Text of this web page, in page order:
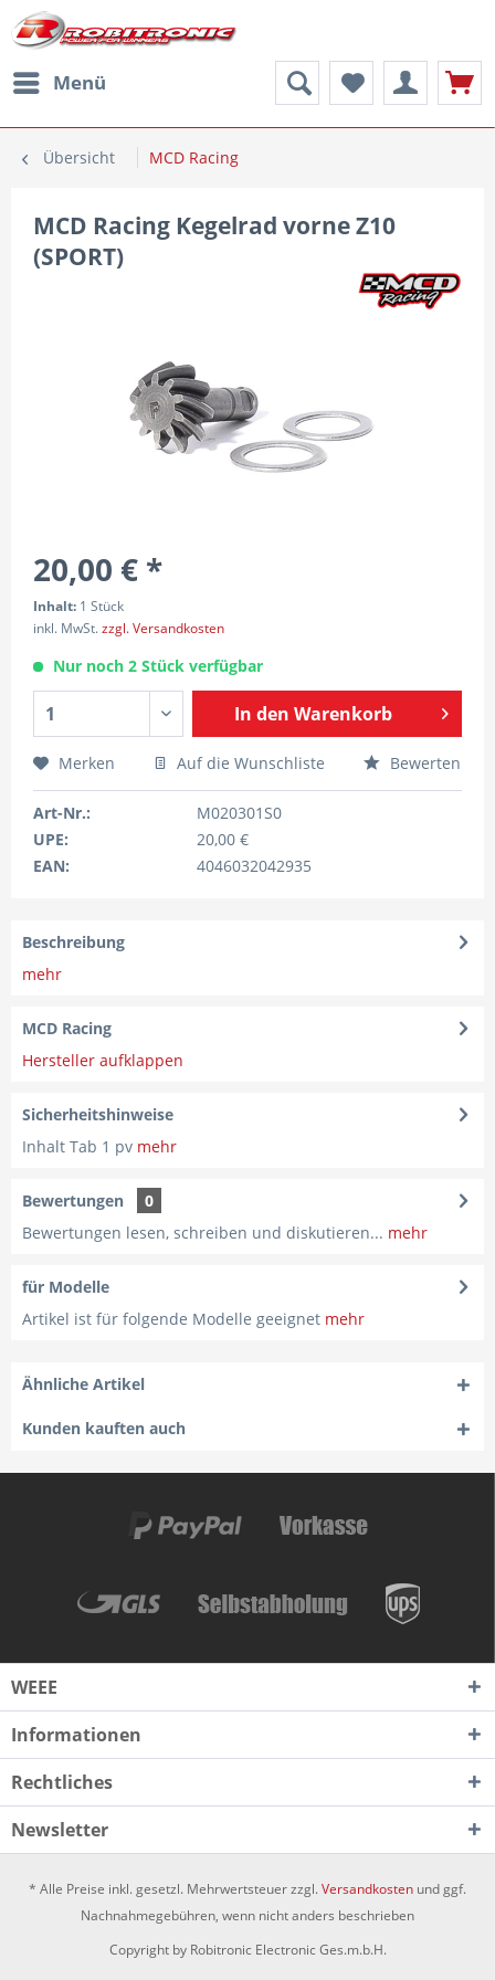
Menü
Übersicht MCD Racing
MCD Racing Kegelrad vorne Z10
(SPORT)
20,00 € *
Inhalt: 1 Stück
inkl. MwSt.zzgl. Versandkosten
Nur noch 2 Stück verfügbar
In den Warenkorb
Merken Auf die Wunschliste Bewerten
Art-Nr.:
M020301S0
UPE:
20,00 €
EAN:
4046032042935
Beschreibung
mehr
MCD Racing
Hersteller aufklappen
Sicherheitshinweise
Inhalt Tab 1 pv mehr
Bewertungen
0
Bewertungen lesen, schreiben und diskutieren... mehr
für Modelle
Artikel ist für folgende Modelle geeignet mehr
Ähnliche Artikel
Kunden kauften auch
WEEE
Informationen
Rechtliches
Newsletter
* Alle Preise inkl. gesetzl. Mehrwertsteuer zzgl.Versandkosten und ggf.
Nachnahmegebühren, wenn nicht anders beschrieben
Copyright by Robitronic Electronic Ges.m.b.H.